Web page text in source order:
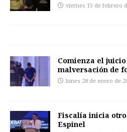
viernes 15 de febrero
Comienza el
malversación de
lunes 28 de enero de
Fiscalía inicia
Espinel